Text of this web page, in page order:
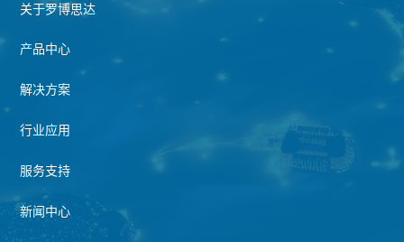
关于罗博思达
产品中心
解决方案
行业应用
服务支持
新闻中心